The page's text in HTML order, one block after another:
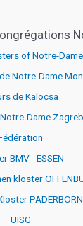
of Notre-Dame
Notre-Dame
de Kalocsa
Dame Zagreb
BMV - ESSEN
kloster
PADERBORN
UISG